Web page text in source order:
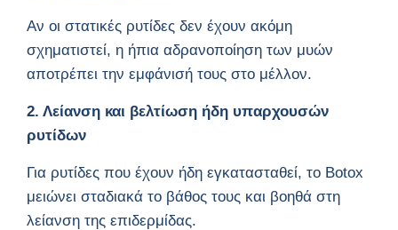
Αν οι στατικές ρυτίδες δεν έχουν ακόμη
σχηματιστεί, η ήπια αδρανοποίηση των μυών
αποτρέπει την εμφάνισή τους στο μέλλον.
2. Λείανση και βελτίωση ήδη υπαρχουσών
ρυτίδων
Για ρυτίδες που έχουν ήδη εγκατασταθεί, το Botox
μειώνει σταδιακά το βάθος τους και βοηθά στη
λείανση της επιδερμίδας.